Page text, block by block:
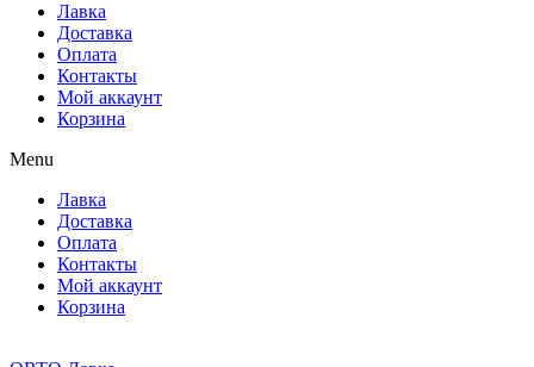
Лавка
Доставка
Оплата
Контакты
Мой аккаунт
Корзина
Menu
Лавка
Доставка
Оплата
Контакты
Мой аккаунт
Корзина